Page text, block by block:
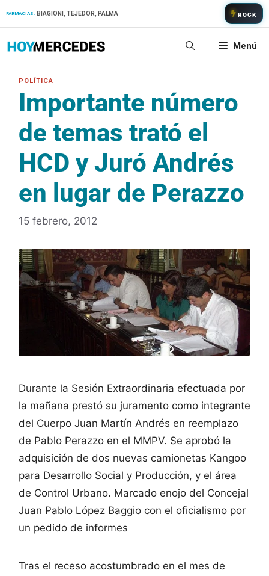
FARMACIAS: BIAGIONI, TEJEDOR, PALMA ROCK
Menú
Importante número
de temas trató el
HCD y Juró Andrés
en lugar de Perazzo
15 febrero, 2012
Durante la Sesión Extraordinaria efectuada por
la mañana prestó su juramento como integrante
del Cuerpo Juan Martín Andrés en reemplazo
de Pablo Perazzo en el MMPV. Se aprobó la
adquisición de dos nuevas camionetas Kangoo
para Desarrollo Social y Producción, y el área
de Control Urbano. Marcado enojo del Concejal
Juan Pablo López Baggio con el oficialismo por
un pedido de informes
Tras el receso acostumbrado en el mes de